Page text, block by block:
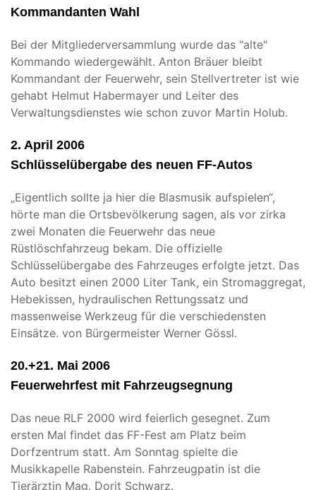
Kommandanten Wahl
Bei der Mitgliederversammlung wurde das "alte"
Kommando wiedergewählt. Anton Bräuer bleibt
Kommandant der Feuerwehr, sein Stellvertreter ist wie
gehabt Helmut Habermayer und Leiter des
Verwaltungsdienstes wie schon zuvor Martin Holub.
2. April 2006
Schlüsselübergabe des neuen FF-Autos
„Eigentlich sollte ja hier die Blasmusik aufspielen“,
hörte man die Ortsbevölkerung sagen, als vor zirka
zwei Monaten die Feuerwehr das neue
Rüstlöschfahrzeug bekam. Die offizielle
Schlüsselübergabe des Fahrzeuges erfolgte jetzt. Das
Auto besitzt einen 2000 Liter Tank, ein Stromaggregat,
Hebekissen, hydraulischen Rettungssatz und
massenweise Werkzeug für die verschiedensten
Einsätze. von Bürgermeister Werner Gössl.
20.+21. Mai 2006
Feuerwehrfest mit Fahrzeugsegnung
Das neue RLF 2000 wird feierlich gesegnet. Zum
ersten Mal findet das FF-Fest am Platz beim
Dorfzentrum statt. Am Sonntag spielte die
Musikkapelle Rabenstein. Fahrzeugpatin ist die
Tierärztin Mag. Dorit Schwarz.